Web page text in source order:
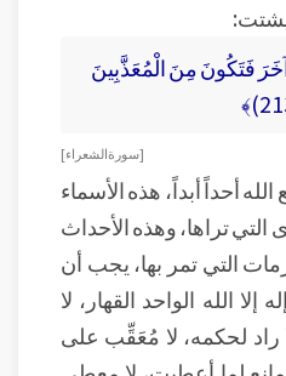
آخَرَ فَتَكُونَ مِنَ الْمُعَذَّبِينَ
[ سورة الشعراء ]
أحداً أبداً، هذه الأسماء
التي تراها، وهذه الأحداث
التي تمر بها، يجب أن
إلا الله الواحد القهار، لا
راد لحكمه، لا مُعَقِّب على